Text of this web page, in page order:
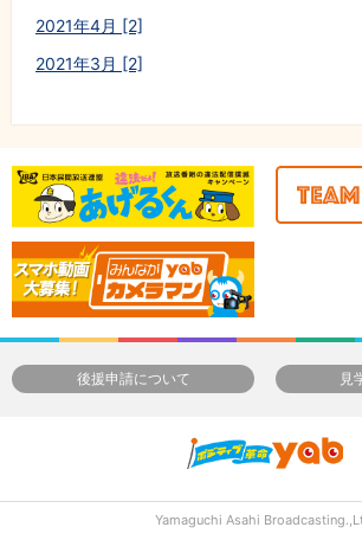
2021年4月 [2]
2021年3月 [2]
後援申請について 見
Yamaguchi Asahi